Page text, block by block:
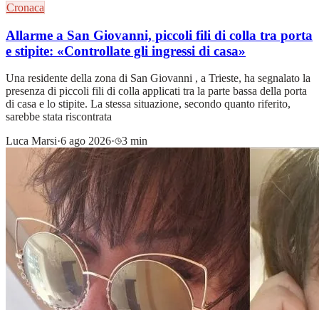
Cronaca
Allarme a San Giovanni, piccoli fili di colla tra porta
e stipite: «Controllate gli ingressi di casa»
Una residente della zona di San Giovanni , a Trieste, ha segnalato la
presenza di piccoli fili di colla applicati tra la parte bassa della porta
di casa e lo stipite. La stessa situazione, secondo quanto riferito,
sarebbe stata riscontrata
Luca Marsi·6 ago 2026· 3 min